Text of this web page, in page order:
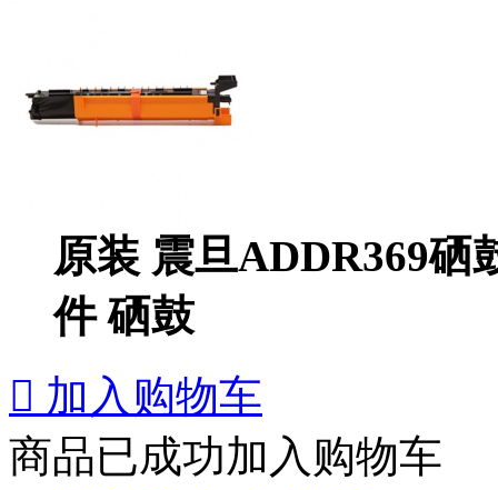
原装 震旦ADDR369硒
件 硒鼓
 加入购物车
商品已成功加入购物车